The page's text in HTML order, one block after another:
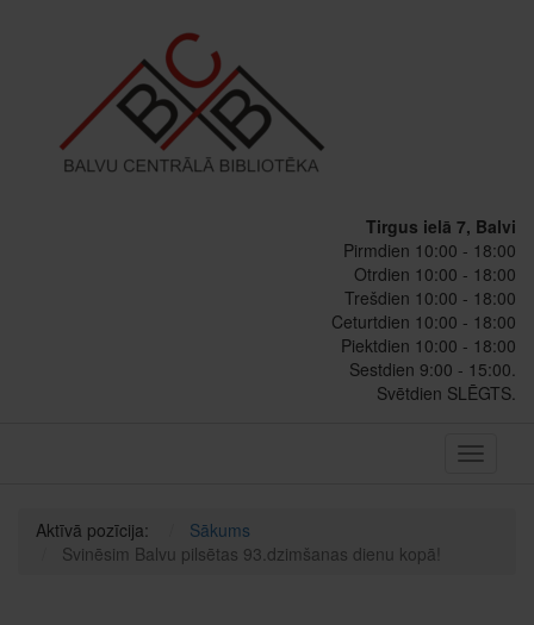
Tirgus ielā 7, Balvi
Pirmdien 10:00 - 18:00
Otrdien 10:00 - 18:00
Trešdien 10:00 - 18:00
Ceturtdien 10:00 - 18:00
Piektdien 10:00 - 18:00
Sestdien 9:00 - 15:00.
Svētdien SLĒGTS.
Toggle
Aktīvā pozīcija:
Sākums
Svinēsim Balvu pilsētas 93.dzimšanas dienu kopā!